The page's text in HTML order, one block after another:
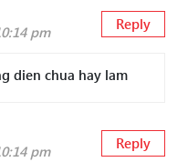
pm
Reply
dien chua hay lam
pm
Reply